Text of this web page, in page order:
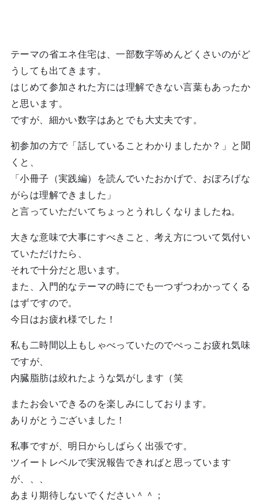
テーマの省エネ住宅は、一部数字等めんどくさいのがど
うしても出てきます。
はじめて参加された方には理解できない言葉もあったか
と思います。
ですが、細かい数字はあとでも大丈夫です。
初参加の方で「話していることわかりましたか？」と聞
くと、
「小冊子（実践編）を読んでいたおかげで、おぼろげな
がらは理解できました」
と言っていただいてちょっとうれしくなりましたね。
大きな意味で大事にすべきこと、考え方について気付い
ていただけたら、
それで十分だと思います。
また、入門的なテーマの時にでも一つずつわかってくる
はずですので。
今日はお疲れ様でした！
私も二時間以上もしゃべっていたのでぺっこお疲れ気味
ですが、
内臓脂肪は絞れたような気がします（笑
またお会いできるのを楽しみにしております。
ありがとうございました！
私事ですが、明日からしばらく出張です。
ツイートレベルで実況報告できればと思っています
が、、、
あまり期待しないでください＾＾；